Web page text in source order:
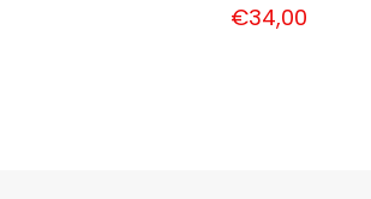
€34,00